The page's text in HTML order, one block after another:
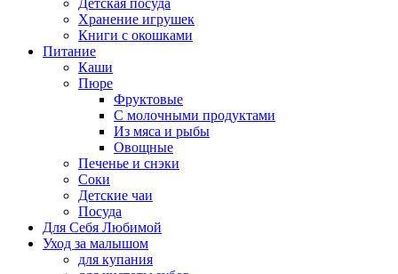
Детская посуда
Хранение игрушек
Книги с окошками
Питание
Каши
Пюре
Фруктовые
С молочными продуктами
Из мяса и рыбы
Овощные
Печенье и снэки
Соки
Детские чаи
Посуда
Для Себя Любимой
Уход за малышом
для купания